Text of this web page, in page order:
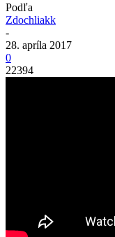
Podľa
Zdochliakk
-
28. apríla 2017
0
22394